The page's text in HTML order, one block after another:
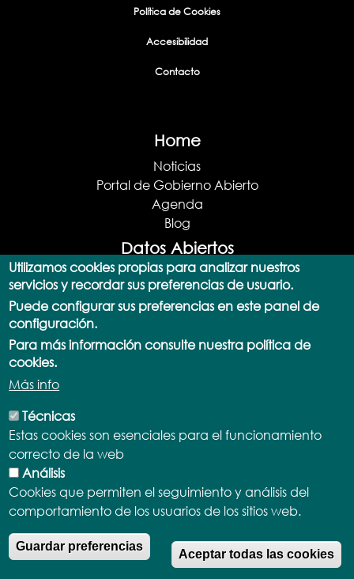
Política de Cookies
Accesibilidad
Contacto
Home
Noticias
Portal de Gobierno Abierto
Agenda
Blog
Datos Abiertos
Portal de datos abiertos
Actualizaciones
Catálogo de datos
Documentación y Ayuda
Demostradores
Transparencia
Portales de Transparencia
Participación ciudadana
Portales de Participación
Utilizamos cookies propias para analizar nuestros
servicios y recordar sus preferencias de usuario.
Puede configurar sus preferencias en este panel de
configuración.
Para más información consulte nuestra política de
cookies.
Más info
Técnicas
Estas cookies son esenciales para el funcionamiento
correcto de la web
Análisis
Cookies que permiten el seguimiento y análisis del
comportamiento de los usuarios de los sitios web.
Guardar preferencias
Aceptar todas las cookies